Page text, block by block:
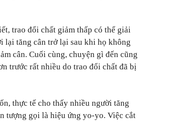
trao đổi chất giảm thấp có thể giải
lại tăng cân trở lại sau khi họ không
cân. Cuối cùng, chuyện gì đến cũng
trước rất nhiều do trao đổi chất đã bị
thực tế cho thấy nhiều người tăng
tượng gọi là hiệu ứng yo-yo. Việc cắt